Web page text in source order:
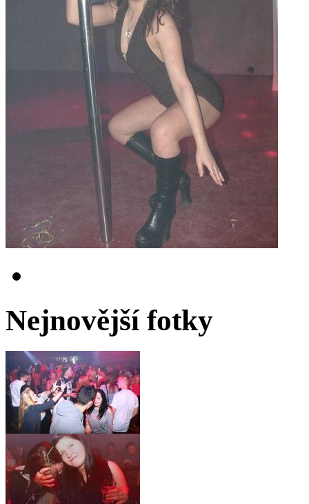
Nejnovější fotky